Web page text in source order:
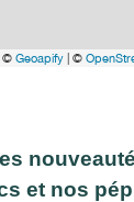
© Geoapify | ©
et nos